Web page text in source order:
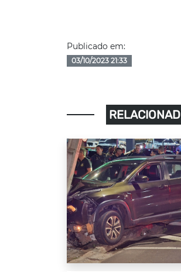
Publicado em:
03/10/2023 21:33